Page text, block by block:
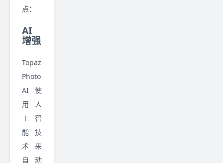
点：
AI
增强
Topaz
Photo
AI 使
用人
工智
能技
术来
自动